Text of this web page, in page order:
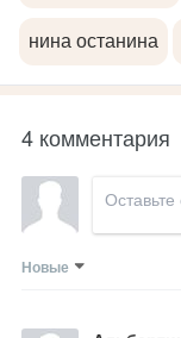
нина останина
4 комментария
Новые